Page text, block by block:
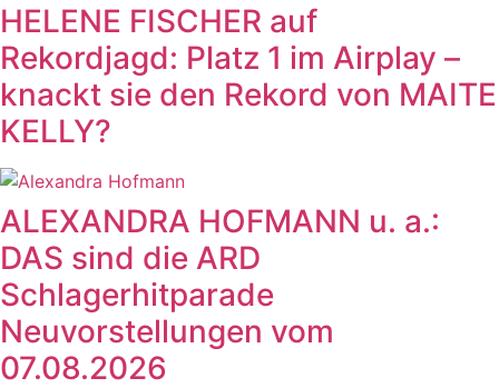
HELENE FISCHER auf
Rekordjagd: Platz 1 im Airplay –
knackt sie den Rekord von MAITE
KELLY?
ALEXANDRA HOFMANN u. a.:
DAS sind die ARD
Schlagerhitparade
Neuvorstellungen vom
07.08.2026